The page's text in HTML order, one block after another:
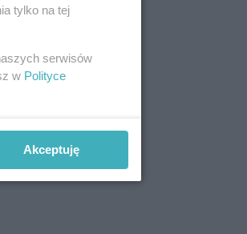
tylko na tej
serwisów
w Polityce
Akceptuję